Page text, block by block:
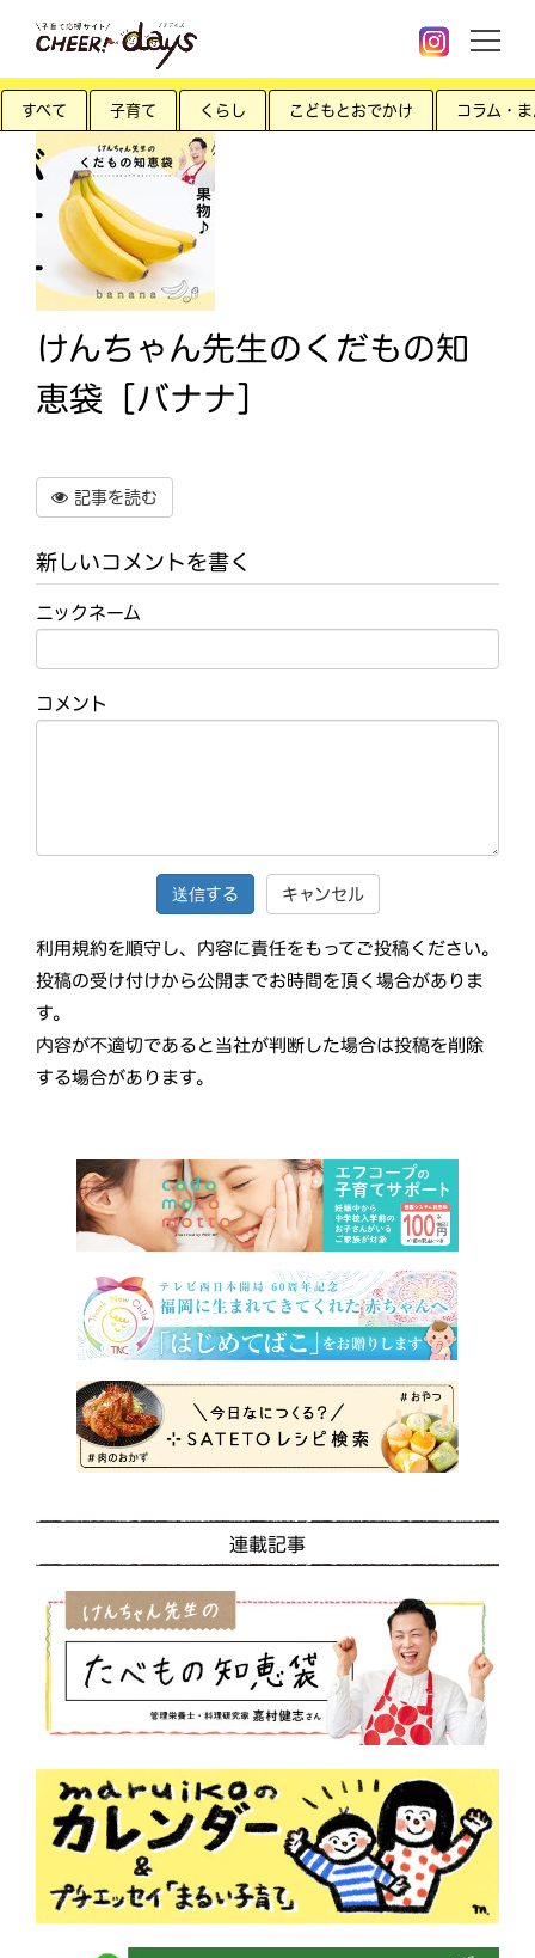
すべて 子育て くらし こどもとおでかけ コラム・
けんちゃん先生のくだもの知
恵袋［バナナ］
記事を読む
新しいコメントを書く
ニックネーム
コメント
キャンセル
利用規約を順守し、内容に責任をもってご投稿ください。
投稿の受け付けから公開までお時間を頂く場合がありま
す。
内容が不適切であると当社が判断した場合は投稿を削除
する場合があります。
連載記事